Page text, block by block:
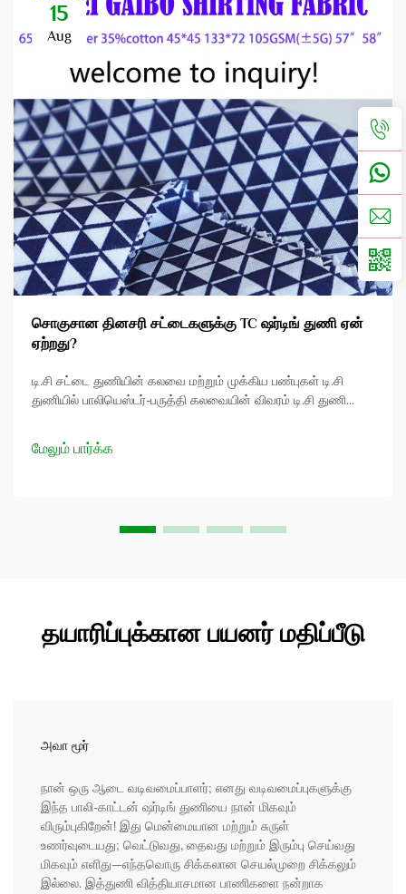
15
Aug
சொகுசான தினசரி சட்டைகளுக்கு TC ஷர்டிங் துணி ஏன்
ஏற்றது?
டி.சி சட்டை துணியின் கலவை மற்றும் முக்கிய பண்புகள் டி.சி
துணியில் பாலியெஸ்டர்-பருத்தி கலவையின் விவரம் டி.சி துணி
பெரும்பாலும் அது 65% பாலியெஸ்டர் மற்றும் 35% பருத்தி அளவில்
மேலும் பார்க்க
தயாரிப்புக்கான பயனர் மதிப்பீடு
அவா மூர்
நான் ஒரு ஆடை வடிவமைப்பாளர்; எனது வடிவமைப்புகளுக்கு
இந்த பாலி-காட்டன் ஷர்டிங் துணியை நான் மிகவும்
விரும்புகிறேன்! இது மென்மையான மற்றும் சுருள்
உணர்வுடையது; வெட்டுவது, தைவது மற்றும் இரும்பு செய்வது
மிகவும் எளிது—எந்தவொரு சிக்கலான செயல்முறை சிக்கலும்
இல்லை. இத்துணி வித்தியாசமான பாணிகளை நன்றாக